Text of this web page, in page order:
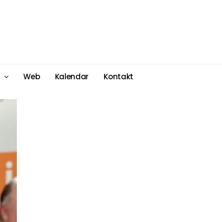
Web Kalendar Kontakt